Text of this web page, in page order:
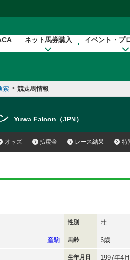
ネット馬券購入 イベント・プ
索 > 競走馬情報
Yuwa Falcon（JPN）
オッズ 払戻金 レース結果 特
性別 牡
産駒 馬齢 6歳
生年月日 1997年4